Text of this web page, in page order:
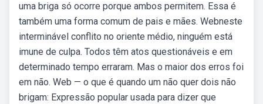
uma briga só ocorre porque ambos permitem. Essa é
também uma forma comum de pais e mães. Webneste
interminável conflito no oriente médio, ninguém está
imune de culpa. Todos têm atos questionáveis e em
determinado tempo erraram. Mas o maior dos erros foi
em não. Web — o que é quando um não quer dois não
brigam: Expressão popular usada para dizer que